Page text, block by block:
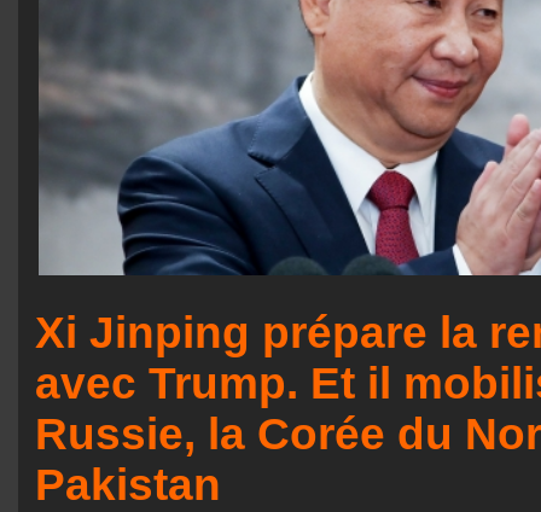
Xi Jinping prépare la
avec Trump. Et il
Russie, la Corée du
Pakistan